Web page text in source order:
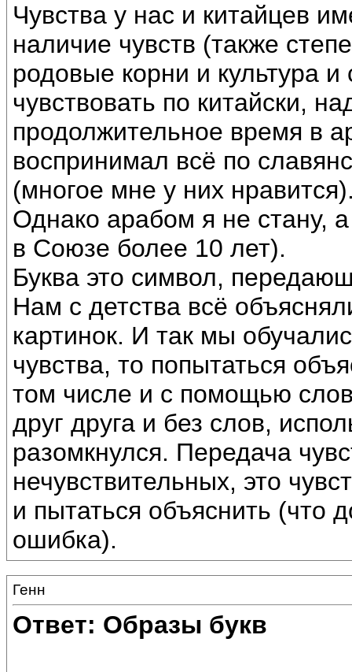
Чувства у нас и китайцев
наличие чувств (также
родовые корни и культура
чувствовать по китайски,
продолжительное время в
воспринимал всё по
(многое мне у них
Однако арабом я не стану,
в Союзе более 10 лет).
Буква это символ,
Нам с детства всё
картинок. И так мы
чувства, то попытаться
том числе и с помощью
друг друга и без слов,
разомкнулся. Передача
нечувствительных, это
и пытаться объяснить (что
ошибка).
Генн
Ответ: Образы букв